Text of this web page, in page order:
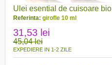
Ulei esential de cuisoare bio
Referinta: girofle 10 ml
31,53 lei
45,04 lei
EXPEDIERE IN 1-2 ZILE